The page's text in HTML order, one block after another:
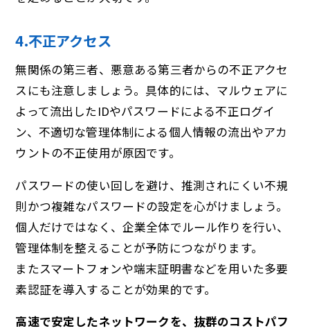
4.不正アクセス
無関係の第三者、悪意ある第三者からの不正アクセ
スにも注意しましょう。具体的には、マルウェアに
よって流出したIDやパスワードによる不正ログイ
ン、不適切な管理体制による個人情報の流出やアカ
ウントの不正使用が原因です。
パスワードの使い回しを避け、推測されにくい不規
則かつ複雑なパスワードの設定を心がけましょう。
個人だけではなく、企業全体でルール作りを行い、
管理体制を整えることが予防につながります。
またスマートフォンや端末証明書などを用いた多要
素認証を導入することが効果的です。
高速で安定したネットワークを、抜群のコストパフ